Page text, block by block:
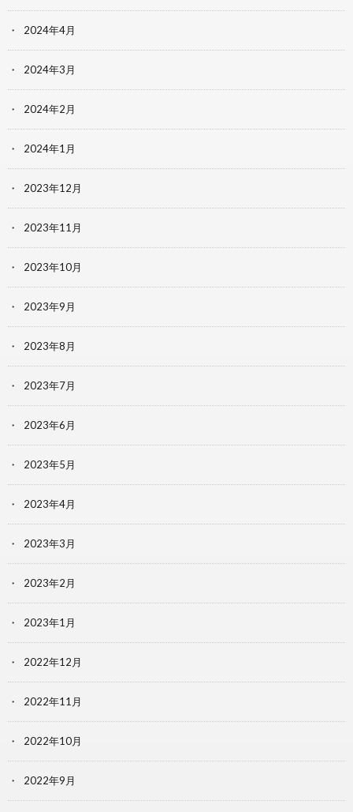
2024年4月
2024年3月
2024年2月
2024年1月
2023年12月
2023年11月
2023年10月
2023年9月
2023年8月
2023年7月
2023年6月
2023年5月
2023年4月
2023年3月
2023年2月
2023年1月
2022年12月
2022年11月
2022年10月
2022年9月